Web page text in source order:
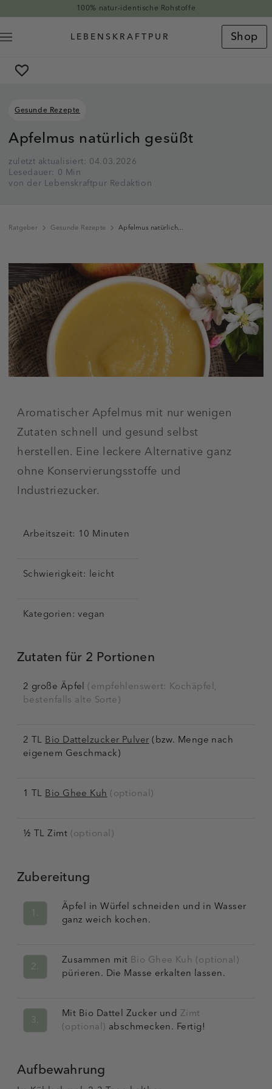
100% natur-identische Rohstoffe
Shop
Gesunde Rezepte
Apfelmus natürlich gesüßt
zuletzt aktualisiert: 04.03.2026
Lesedauer: 0 Min
von der Lebenskraftpur Redaktion
Ratgeber Gesunde Rezepte Apfelmus natürlich...
Aromatischer Apfelmus mit nur wenigen
Zutaten schnell und gesund selbst
herstellen. Eine leckere Alternative ganz
ohne Konservierungsstoffe und
Industriezucker.
Arbeitszeit: 10 Minuten
Schwierigkeit: leicht
Kategorien: vegan
Zutaten für 2 Portionen
2 große Äpfel (empfehlenswert: Kochäpfel,
bestenfalls alte Sorte)
2 TLBio Dattelzucker Pulver(bzw. Menge nach
eigenem Geschmack)
1 TLBio Ghee Kuh(optional)
½ TL Zimt (optional)
Zubereitung
1.
Äpfel in Würfel schneiden und in Wasser
ganz weich kochen.
2. Zusammen mit Bio Ghee Kuh (optional)
pürieren. Die Masse erkalten lassen.
3. Mit Bio Dattel Zucker und Zimt
(optional) abschmecken. Fertig!
Aufbewahrung